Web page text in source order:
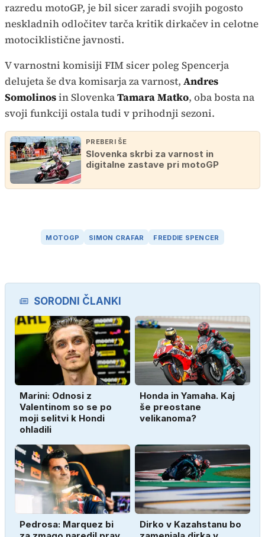
razredu motoGP, je bil sicer zaradi svojih pogosto
neskladnih odločitev tarča kritik dirkačev in celotne
motociklistične javnosti.
V varnostni komisiji FIM sicer poleg Spencerja
delujeta še dva komisarja za varnost, Andres
Somolinosin SlovenkaTamara Matko, oba bosta na
svoji funkciji ostala tudi v prihodnji sezoni.
PREBERI ŠE
Slovenka skrbi za varnost in
digitalne zastave pri motoGP
MOTOGP SIMON CRAFAR FREDDIE SPENCER
SORODNI ČLANKI
Marini: Odnosi z
Valentinom so se po
moji selitvi k Hondi
ohladili
Honda in Yamaha. Kaj
še preostane
velikanoma?
Pedrosa: Marquez bi
Dirko v Kazahstanu bo